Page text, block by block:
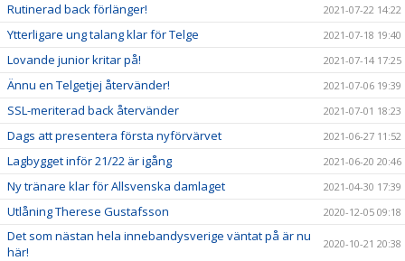
Rutinerad back förlänger! 2021-07-22 14:22
Ytterligare ung talang klar för Telge 2021-07-18 19:40
Lovande junior kritar på! 2021-07-14 17:25
Ännu en Telgetjej återvänder! 2021-07-06 19:39
SSL-meriterad back återvänder 2021-07-01 18:23
Dags att presentera första nyförvärvet 2021-06-27 11:52
Lagbygget inför 21/22 är igång 2021-06-20 20:46
Ny tränare klar för Allsvenska damlaget 2021-04-30 17:39
Utlåning Therese Gustafsson 2020-12-05 09:18
Det som nästan hela innebandysverige väntat på är nu
här!
2020-10-21 20:38